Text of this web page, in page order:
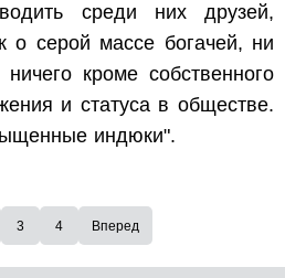
среди них друзей,
о серой массе богачей, ни
кроме собственного
и статуса в обществе.
индюки".
3 4 Вперед